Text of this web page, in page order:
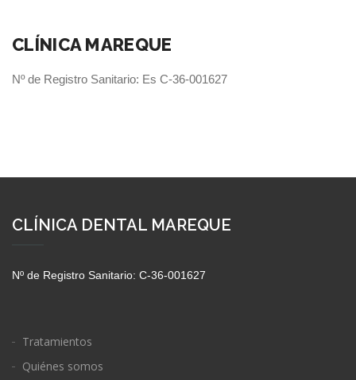
CLÍNICA MAREQUE
Nº de Registro Sanitario: Es C-36-001627
CLÍNICA DENTAL MAREQUE
Nº de Registro Sanitario: C-36-001627
Tratamientos
Quiénes somos